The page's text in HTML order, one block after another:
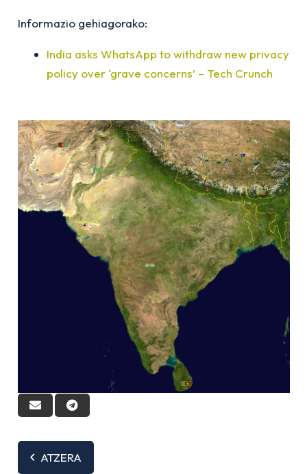
Informazio gehiagorako:
India asks WhatsApp to withdraw new privacy
policy over ‘grave concerns’ – Tech Crunch
ATZERA